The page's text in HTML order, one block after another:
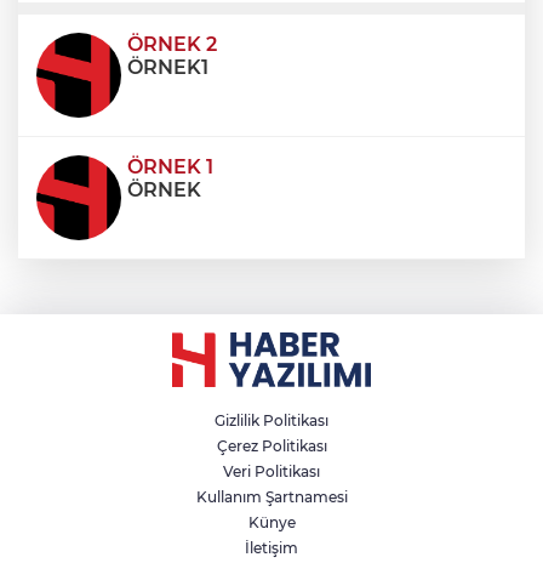
condimentum eros et, faucibus sapien. Praese
ÖRNEK 2
ÖRNEK1
ÖRNEK 1
ÖRNEK
Gizlilik Politikası
Çerez Politikası
Veri Politikası
Kullanım Şartnamesi
Künye
İletişim